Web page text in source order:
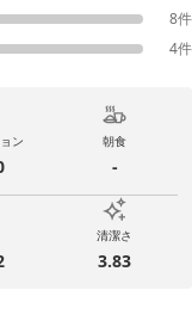
8件
4件
ン 朝食
-
清潔さ
3.83